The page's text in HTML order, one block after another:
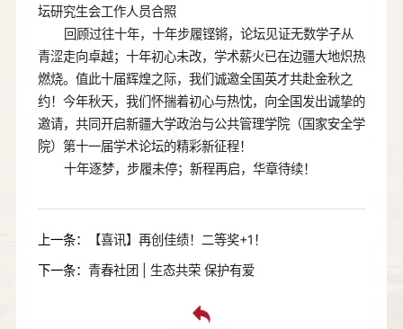
坛研究生会工作人员合照
回顾过往十年，十年步履铿锵，论坛见证无数学子从
青涩走向卓越；十年初心未改，学术薪火已在边疆大地炽热
燃烧。值此十届辉煌之际，我们诚邀全国英才共赴金秋之
约！今年秋天，我们怀揣着初心与热忱，向全国发出诚挚的
邀请，共同开启新疆大学政治与公共管理学院（国家安全学
院）第十一届学术论坛的精彩新征程！
十年逐梦，步履未停；新程再启，华章待续！
上一条：
【喜讯】再创佳绩！二等奖+1！
下一条： 青春社团 | 生态共荣 保护有爱